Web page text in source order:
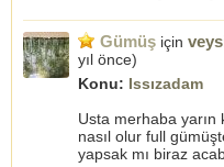
Gümüş için
yıl önce)
Konu: Issızadam
Usta merhaba yarın
nasıl olur full
yapsak mı biraz